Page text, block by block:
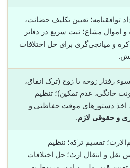
توافقنامه؛ تعیین تکلیف حضانت،
و اموال مشاع؛ ثبت سریع در دفاتر
و میانجی‌گری برای حل اختلافات
رفتار زوجه یا زوج (ترک انفاق،
خانگی، عدم تمکین)؛ تنظیم
اخذ دستورهای موقت حفاظتی و
و حقوقی لازم.
تقسیم ترکه؛ تنظیم
و انتقال ارث؛ حل اختلافات